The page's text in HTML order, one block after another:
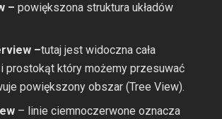
– powiększona struktura układów
–tutaj jest widoczna cała
i prostokąt który możemy przesuwać
powiększony obszar (Tree View).
– linie ciemnoczerwone oznacza